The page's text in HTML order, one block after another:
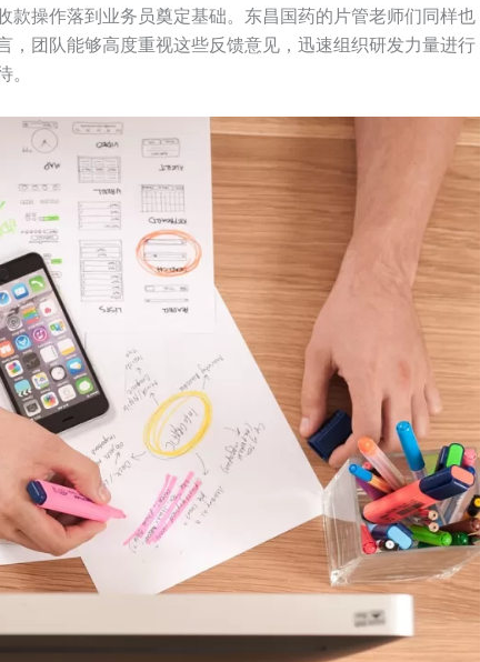
操作落到业务员奠定基础。东昌国药的片管老师们同样也
团队能够高度重视这些反馈意见，迅速组织研发力量进行